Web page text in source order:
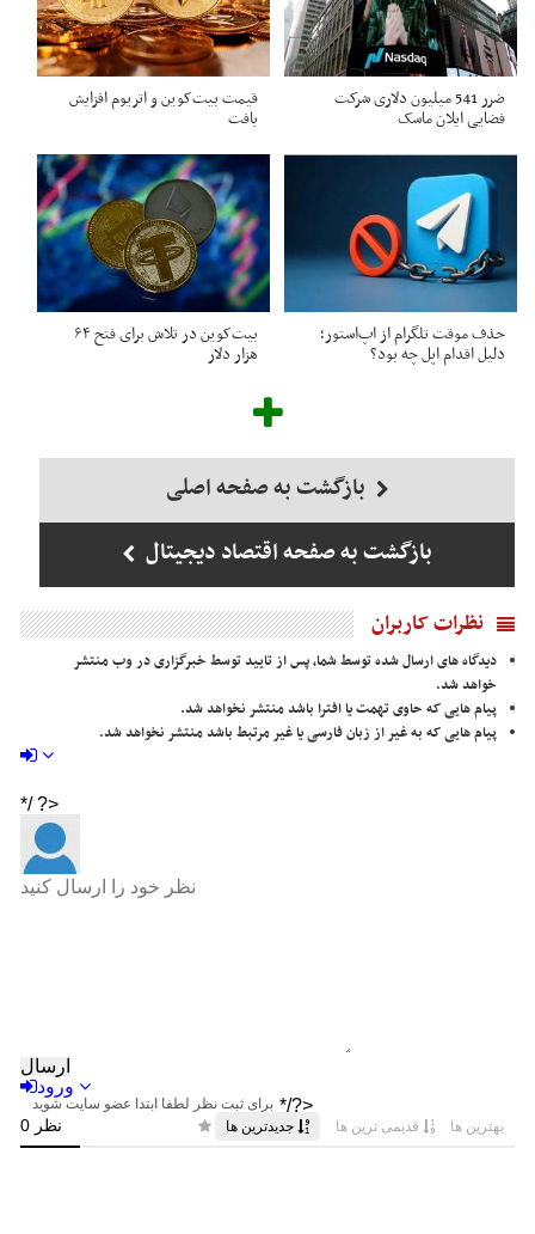
ضرر 541 میلیون دلاری شرکت
فضایی ایلان ماسک
قیمت بیت‌کوین و اتریوم افزایش
یافت
حذف موقت تلگرام از اپ‌استور؛
دلیل اقدام اپل چه بود؟
بیت‌کوین در تلاش برای فتح ۶۴
هزار دلار
بازگشت به صفحه اصلی
بازگشت به صفحه اقتصاد دیجیتال
نظرات کاربران
دیدگاه های ارسال شده توسط شما، پس از تایید توسط خبرگزاری در وب منتشر
خواهد شد.
پیام هایی که حاوی تهمت یا افترا باشد منتشر نخواهد شد.
پیام هایی که به غیر از زبان فارسی یا غیر مرتبط باشد منتشر نخواهد شد.